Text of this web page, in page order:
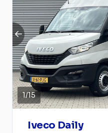
1/15
Iveco Daily